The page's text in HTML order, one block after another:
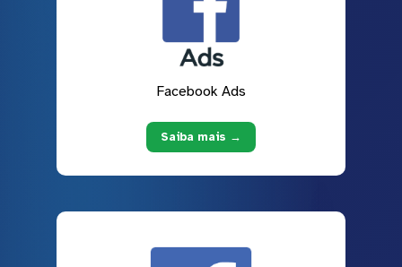
Facebook Ads
Saiba mais →